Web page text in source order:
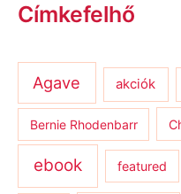
Címkefelhő
Agave akciók
Bernie Rhodenbarr
ebook featured